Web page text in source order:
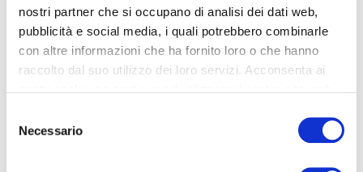
nostri partner che si occupano di analisi dei dati web,
pubblicità e social media, i quali potrebbero combinarle
con altre informazioni che ha fornito loro o che hanno
raccolto dal suo utilizzo dei loro servizi. Acconsenta ai
delNecessario